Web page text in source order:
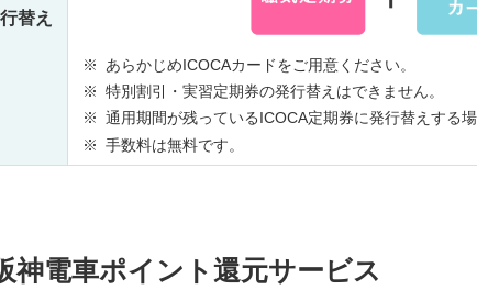
替え
※ あらかじめICOCAカードをご用意ください。
※ 特別割引・実習定期券の発行替えはできません。
※ 通用期間が残っているICOCA定期券に発行替えする
※ 手数料は無料です。
神電車ポイント還元サービス